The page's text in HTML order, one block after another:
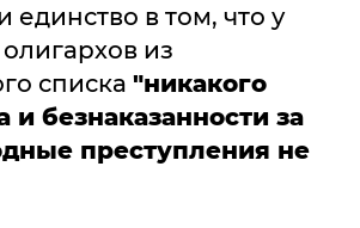
единство в том, что у
из
списка "никакого
и безнаказанности за
преступления не